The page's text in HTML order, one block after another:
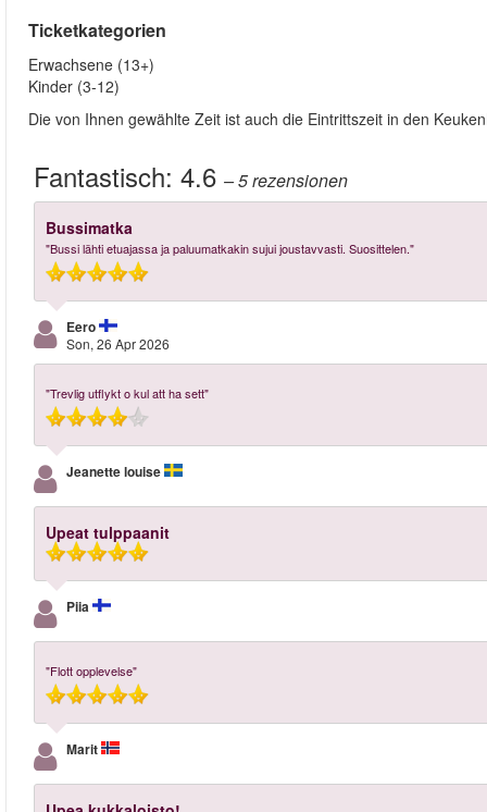
Ticketkategorien
Erwachsene (13+)
Kinder (3-12)
Die von Ihnen gewählte Zeit ist auch die Eintrittszeit in den
Fantastisch: 4.6 – 5rezensionen
Bussimatka
"Bussi lähti etuajassa ja paluumatkakin sujui joustavvasti. Suosittelen."
Eero
Son, 26 Apr 2026
"Trevlig utflykt o kul att ha sett"
Jeanette louise
Upeat tulppaanit
Piia
"Flott opplevelse"
Marit